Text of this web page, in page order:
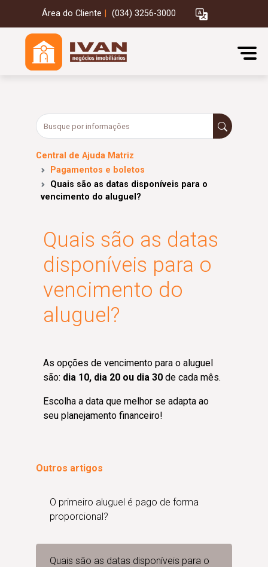
Área do Cliente (034) 3256-3000
Central de Ajuda Matriz
Pagamentos e boletos
Quais são as datas disponíveis para o
vencimento do aluguel?
Outros artigos
O primeiro aluguel é pago de forma
proporcional?
Quais são as datas disponíveis para o
Quais são as datas
disponíveis para o
vencimento do
aluguel?
As opções de vencimento para o aluguel
são: dia 10, dia 20 ou dia 30 de cada mês.
Escolha a data que melhor se adapta ao
seu planejamento financeiro!